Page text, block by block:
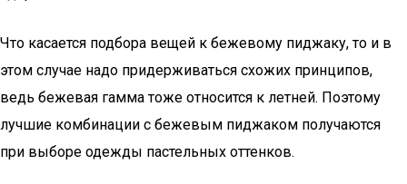
Что касается подбора вещей к бежевому пиджаку, то и в
этом случае надо придерживаться схожих принципов,
ведь бежевая гамма тоже относится к летней. Поэтому
лучшие комбинации с бежевым пиджаком получаются
при выборе одежды пастельных оттенков.